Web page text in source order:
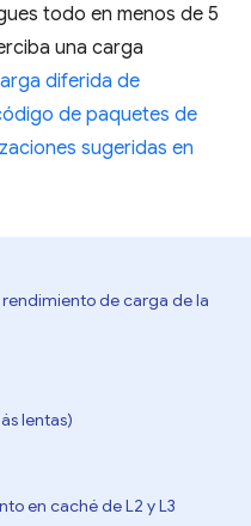
todo en menos de 5
una carga
diferida de
de paquetes de
sugeridas en
de carga de la
lentas)
en caché de L2 y L3